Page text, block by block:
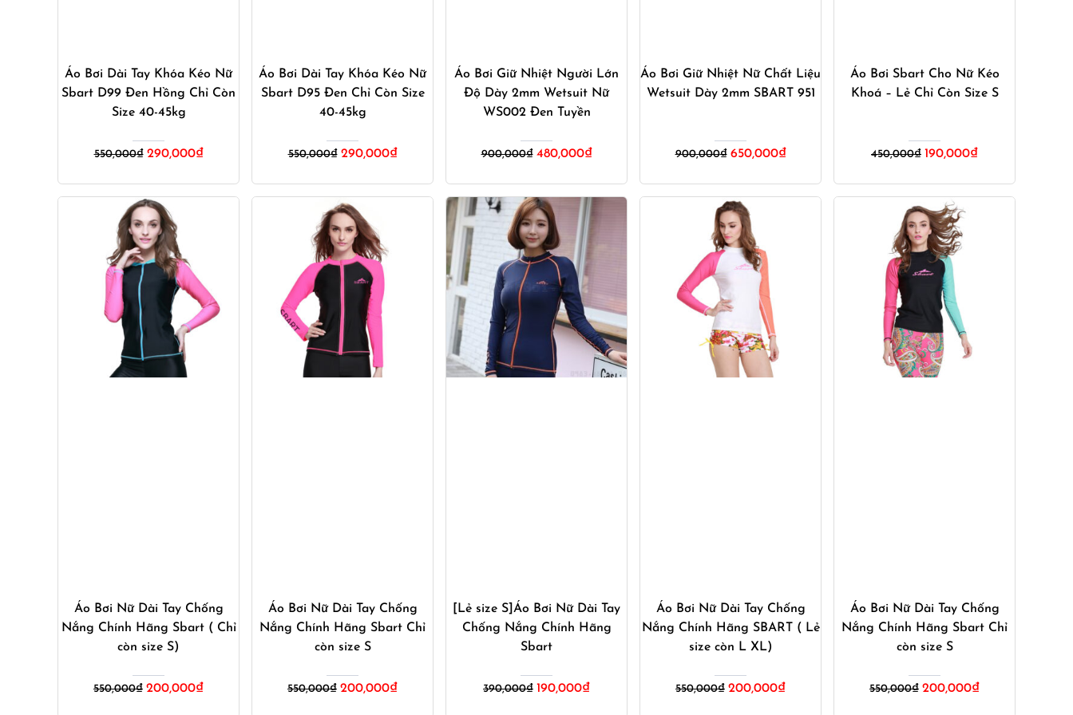
Áo Bơi Dài Tay Khóa Kéo Nữ
Sbart D99 Đen Hồng Chỉ Còn
Size 40-45kg
550,000₫ Giá
là:
550,000₫.
290,000₫Giá
tại
là:
Áo Bơi Dài Tay Khóa Kéo Nữ
Sbart D95 Đen Chỉ Còn Size
40-45kg
550,000₫ Giá
là:
550,000₫.
290,000₫Giá
tại
là:
290,000₫.
Áo Bơi Giữ Nhiệt Người Lớn
Độ Dày 2mm Wetsuit Nữ
WS002 Đen Tuyền
900,000₫ Giá
là:
900,000₫.
480,000₫Giá
tại
là:
Áo Bơi Giữ Nhiệt Nữ Chất Liệu
Wetsuit Dày 2mm SBART 951
900,000₫ Giá
là:
900,000₫.
650,000₫Giá
tại
là:
Áo Bơi Sbart Cho Nữ Kéo
Khoá – Lẻ Chỉ Còn Size S
450,000₫ Giá
là:
450,000₫.
190,000₫Giá
tại
là:
Áo Bơi Nữ Dài Tay Chống
Nắng Chính Hãng Sbart ( Chỉ
còn size S)
550,000₫ Giá
200,000₫Giá
Áo Bơi Nữ Dài Tay Chống
Nắng Chính Hãng Sbart Chỉ
còn size S
550,000₫ Giá
200,000₫Giá
[Lẻ size S]Áo Bơi Nữ Dài Tay
Chống Nắng Chính Hãng
Sbart
390,000₫ Giá
190,000₫Giá
Áo Bơi Nữ Dài Tay Chống
Nắng Chính Hãng SBART ( Lẻ
size còn L XL)
550,000₫ 200,000₫
Áo Bơi Nữ Dài Tay Chống
Nắng Chính Hãng Sbart Chỉ
còn size S
550,000₫ 200,000₫